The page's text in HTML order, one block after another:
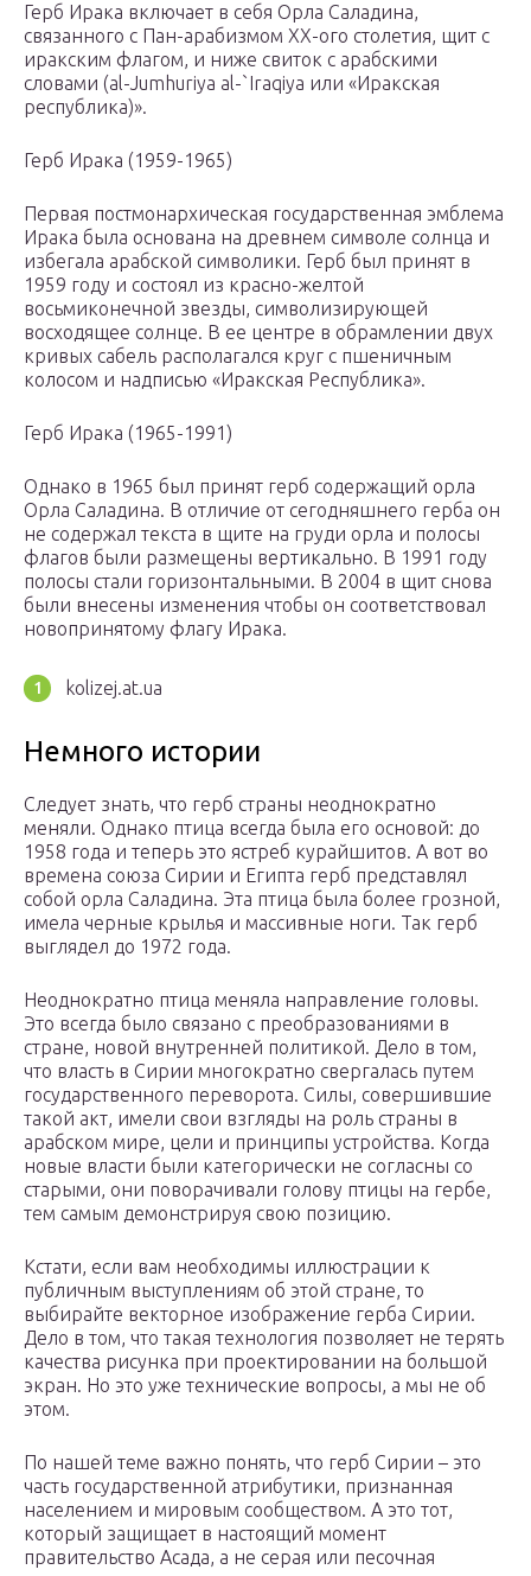
Герб Ирака включает в себя Орла Саладина,
связанного с Пан-арабизмом XX-ого столетия, щит с
иракским флагом, и ниже свиток с арабскими
словами (al-Jumhuriya al-`Iraqiya или «Иракская
республика)».
Герб Ирака (1959-1965)
Первая постмонархическая государственная эмблема
Ирака была основана на древнем символе солнца и
избегала арабской символики. Герб был принят в
1959 году и состоял из красно-желтой
восьмиконечной звезды, символизирующей
восходящее солнце. В ее центре в обрамлении двух
кривых сабель располагался круг с пшеничным
колосом и надписью «Иракская Республика».
Герб Ирака (1965-1991)
Однако в 1965 был принят герб содержащий орла
Орла Саладина. В отличие от сегодняшнего герба он
не содержал текста в щите на груди орла и полосы
флагов были размещены вертикально. В 1991 году
полосы стали горизонтальными. В 2004 в щит снова
были внесены изменения чтобы он соответствовал
новопринятому флагу Ирака.
kolizej.at.ua
Немного истории
Следует знать, что герб страны неоднократно
меняли. Однако птица всегда была его основой: до
1958 года и теперь это ястреб курайшитов. А вот во
времена союза Сирии и Египта герб представлял
собой орла Саладина. Эта птица была более грозной,
имела черные крылья и массивные ноги. Так герб
выглядел до 1972 года.
Неоднократно птица меняла направление головы.
Это всегда было связано с преобразованиями в
стране, новой внутренней политикой. Дело в том,
что власть в Сирии многократно свергалась путем
государственного переворота. Силы, совершившие
такой акт, имели свои взгляды на роль страны в
арабском мире, цели и принципы устройства. Когда
новые власти были категорически не согласны со
старыми, они поворачивали голову птицы на гербе,
тем самым демонстрируя свою позицию.
Кстати, если вам необходимы иллюстрации к
публичным выступлениям об этой стране, то
выбирайте векторное изображение герба Сирии.
Дело в том, что такая технология позволяет не терять
качества рисунка при проектировании на большой
экран. Но это уже технические вопросы, а мы не об
этом.
По нашей теме важно понять, что герб Сирии – это
часть государственной атрибутики, признанная
населением и мировым сообществом. А это тот,
который защищает в настоящий момент
правительство Асада, а не серая или песочная